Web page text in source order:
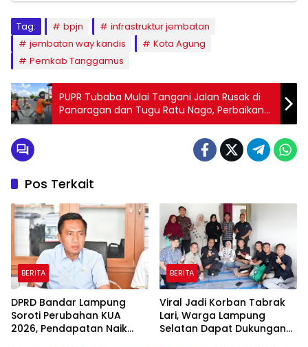
Tag: bpjn
infrastruktur jembatan
jembatan way kandis
Kota Agung
Pemkab Tanggamus
PUPR Tubaba Mulai Tangani Jalan Rusak di
Panaragan dan Tugu Ratu Nago, Perbaikan
Permanen Diusulkan ke Provinsi
Pos Terkait
BERITA
DPRD Bandar Lampung
Soroti Perubahan KUA
2026, Pendapatan Naik
BERITA
Viral Jadi Korban Tabrak
Lari, Warga Lampung
Selatan Dapat Dukungan